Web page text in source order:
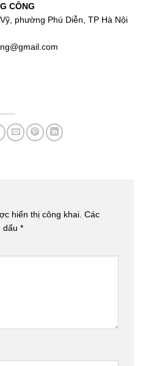
CÔNG
phường Phú Diễn, TP Hà Nội
hiển thị công khai. Các
dấu *